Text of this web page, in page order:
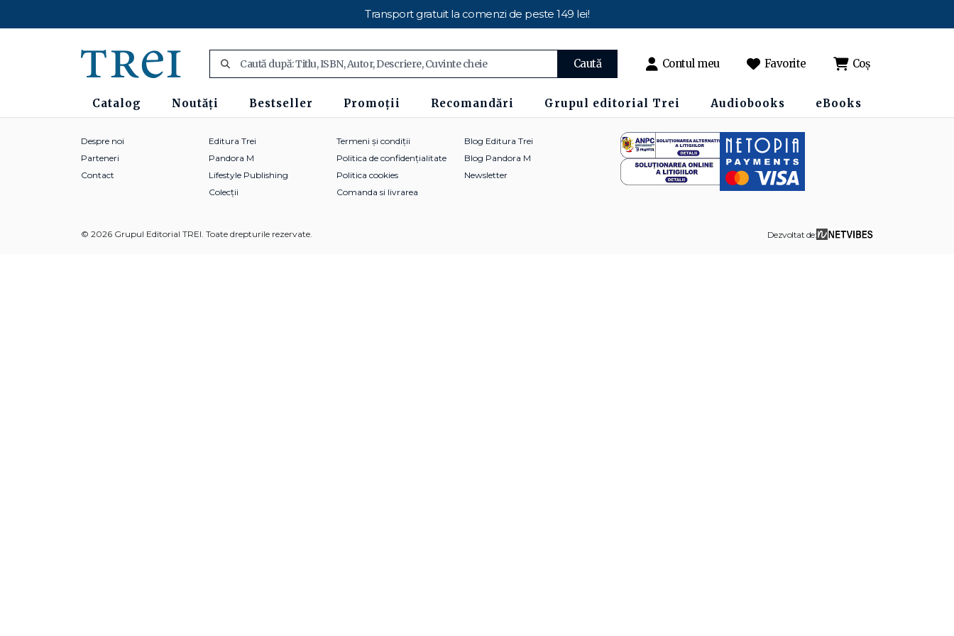
Transport gratuit la comenzi de peste 149 lei!
Caută Contul meu Favorite Coș
Catalog Noutăți Bestseller Promoții Recomandări Grupul editorial Trei Audiobooks eBooks
Despre noi
Parteneri
Contact
Editura Trei
Pandora M
Lifestyle Publishing
Colecții
Termeni și condiții
Politica de confidențialitate
Politica cookies
Comanda si livrarea
Blog Editura Trei
Blog Pandora M
Newsletter
© 2026 Grupul Editorial TREI. Toate drepturile rezervate. Dezvoltat de: